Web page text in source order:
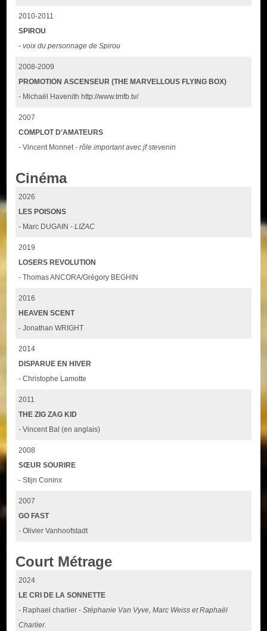
2010-2011
SPIROU
-voix du personnage de Spirou
2008-2009
PROMOTION ASCENSEUR (THE MARVELLOUS FLYING BOX)
- Michaël Havenith http://www.tmfb.tv/
2007
COMPLOT D’AMATEURS
- Vincent Monnet -rôle important avec jf stevenin
Cinéma
2026
LES POISONS
- Marc DUGAIN -LIZAC
2019
LOSERS REVOLUTION
- Thomas ANCORA/Grégory BEGHIN
2016
HEAVEN SCENT
- Jonathan WRIGHT
2014
DISPARUE EN HIVER
- Christophe Lamotte
2011
THE ZIG ZAG KID
- Vincent Bal (en anglais)
2008
SŒUR SOURIRE
- Stijn Coninx
2007
GO FAST
- Olivier Vanhoofstadt
Court Métrage
2024
LE CRI DE LA SONNETTE
- Raphael charlier -Stéphanie Van Vyve, Marc Weiss et Raphaël
Charlier.